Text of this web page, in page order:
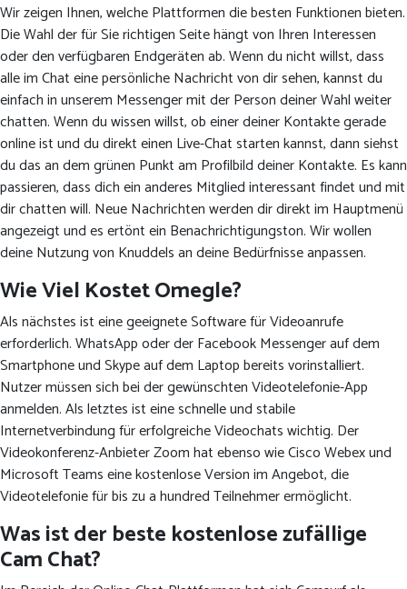
Wir zeigen Ihnen, welche Plattformen die besten Funktionen bieten.
Die Wahl der für Sie richtigen Seite hängt von Ihren Interessen
oder den verfügbaren Endgeräten ab. Wenn du nicht willst, dass
alle im Chat eine persönliche Nachricht von dir sehen, kannst du
einfach in unserem Messenger mit der Person deiner Wahl weiter
chatten. Wenn du wissen willst, ob einer deiner Kontakte gerade
online ist und du direkt einen Live-Chat starten kannst, dann siehst
du das an dem grünen Punkt am Profilbild deiner Kontakte. Es kann
passieren, dass dich ein anderes Mitglied interessant findet und mit
dir chatten will. Neue Nachrichten werden dir direkt im Hauptmenü
angezeigt und es ertönt ein Benachrichtigungston. Wir wollen
deine Nutzung von Knuddels an deine Bedürfnisse anpassen.
Wie Viel Kostet Omegle?
Als nächstes ist eine geeignete Software für Videoanrufe
erforderlich. WhatsApp oder der Facebook Messenger auf dem
Smartphone und Skype auf dem Laptop bereits vorinstalliert.
Nutzer müssen sich bei der gewünschten Videotelefonie-App
anmelden. Als letztes ist eine schnelle und stabile
Internetverbindung für erfolgreiche Videochats wichtig. Der
Videokonferenz-Anbieter Zoom hat ebenso wie Cisco Webex und
Microsoft Teams eine kostenlose Version im Angebot, die
Videotelefonie für bis zu a hundred Teilnehmer ermöglicht.
Was ist der beste kostenlose zufällige
Cam Chat?